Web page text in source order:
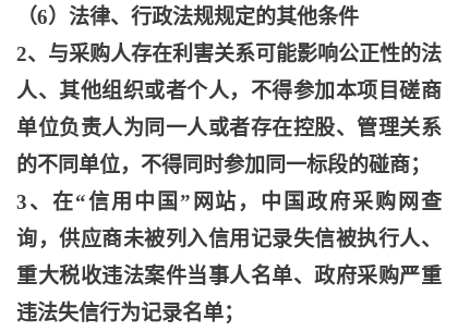
（6）法律、行政法规规定的其他条件
2、与采购人存在利害关系可能影响公正性的法
人、其他组织或者个人，不得参加本项目磋商
单位负责人为同一人或者存在控股、管理关系
的不同单位，不得同时参加同一标段的碰商；
3、在“信用中国”网站，中国政府采购网查
询，供应商未被列入信用记录失信被执行人、
重大税收违法案件当事人名单、政府采购严重
违法失信行为记录名单；